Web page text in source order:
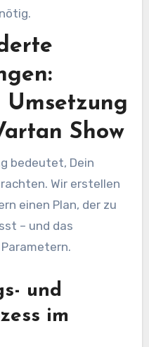
Show
bedeutet, Dein
Wir erstellen
einen Plan, der zu
– und das
und
im